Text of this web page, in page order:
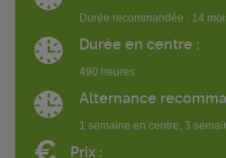
Durée recommandée : 14
Durée en centre :
490 heures
Alternance
1 semaine en centre, 3
€ Prix :